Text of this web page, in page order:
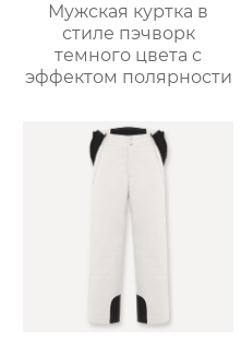
Мужская куртка в
стиле пэчворк
темного цвета с
эффектом полярности